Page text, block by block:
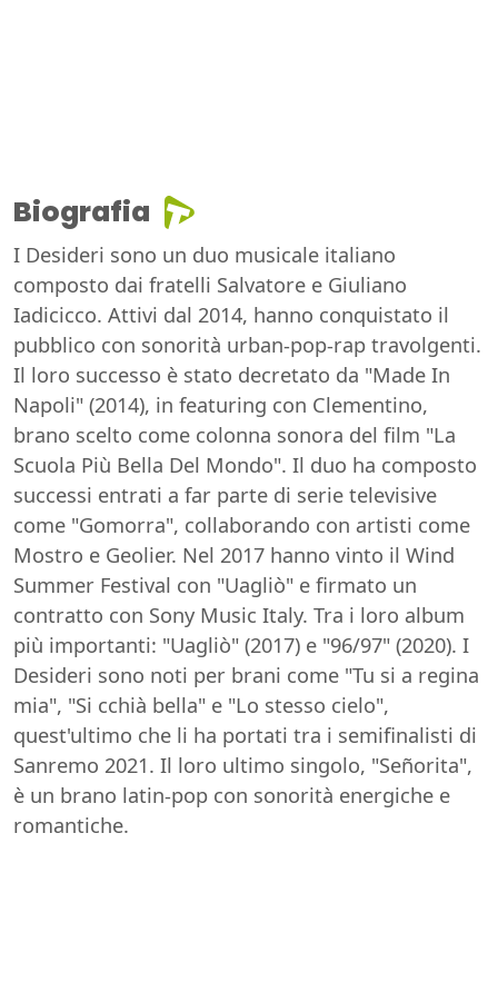
Biografia
I Desideri sono un duo musicale italiano
composto dai fratelli Salvatore e Giuliano
Iadicicco. Attivi dal 2014, hanno conquistato il
pubblico con sonorità urban-pop-rap travolgenti.
Il loro successo è stato decretato da "Made In
Napoli" (2014), in featuring con Clementino,
brano scelto come colonna sonora del film "La
Scuola Più Bella Del Mondo". Il duo ha composto
successi entrati a far parte di serie televisive
come "Gomorra", collaborando con artisti come
Mostro e Geolier. Nel 2017 hanno vinto il Wind
Summer Festival con "Uagliò" e firmato un
contratto con Sony Music Italy. Tra i loro album
più importanti: "Uagliò" (2017) e "96/97" (2020). I
Desideri sono noti per brani come "Tu si a regina
mia", "Si cchià bella" e "Lo stesso cielo",
quest'ultimo che li ha portati tra i semifinalisti di
Sanremo 2021. Il loro ultimo singolo, "Señorita",
è un brano latin-pop con sonorità energiche e
romantiche.